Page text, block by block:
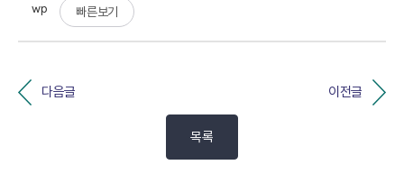
wp 빠른보기
다음글 이전글
목록